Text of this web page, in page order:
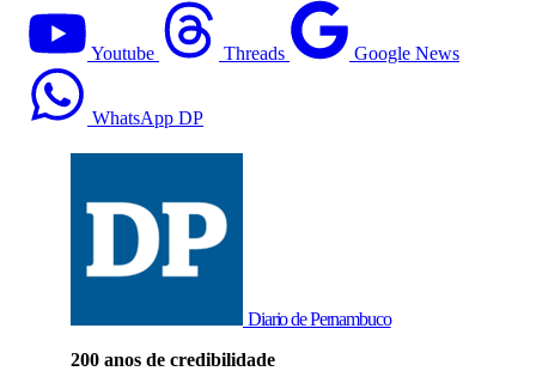
Youtube Threads Google News
WhatsApp DP
Diario de Pernambuco
200 anos de credibilidade